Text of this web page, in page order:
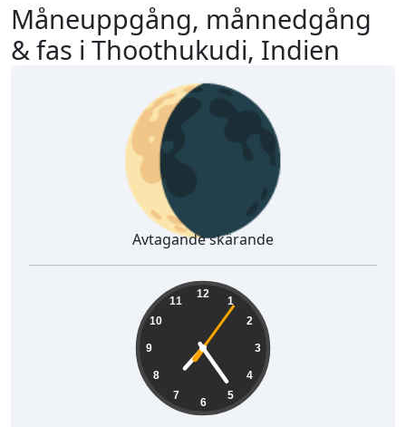
Måneuppgång, månnedgång
& fas i Thoothukudi, Indien
🌘
Avtagande skärande
12
1
2
3
4
5
6
7
8
9
10
11